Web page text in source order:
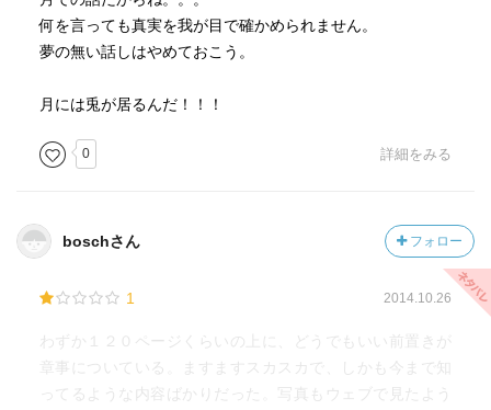
何を言っても真実を我が目で確かめられません。
夢の無い話しはやめておこう。
月には兎が居るんだ！！！
0 詳細をみる
boschさん フォロー
1 2014.10.26
わずか１２０ページくらいの上に、どうでもいい前置きが
章事についている。ますますスカスカで、しかも今まで知
ってるような内容ばかりだった。写真もウェブで見たよう